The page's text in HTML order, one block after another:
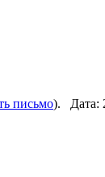
письмо). Дата: